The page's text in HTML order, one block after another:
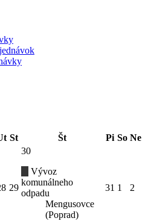
St Št Pi So Ne
29
30
Vývoz
komunálneho
odpadu
Mengusovce
(Poprad)
31 1 2